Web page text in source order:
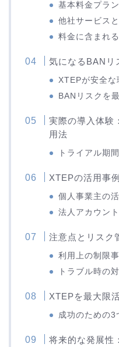
基本料金プラン
他社サービス
料金に含まれ
気になるBANリ
XTEPが安全な
BANリスクを
実際の導入体験
用法
トライアル期
XTEPの活用事
個人事業主の
法人アカウン
注意点とリスク
利用上の制限
トラブル時の
XTEPを最大限
成功のための3
将来的な発展性